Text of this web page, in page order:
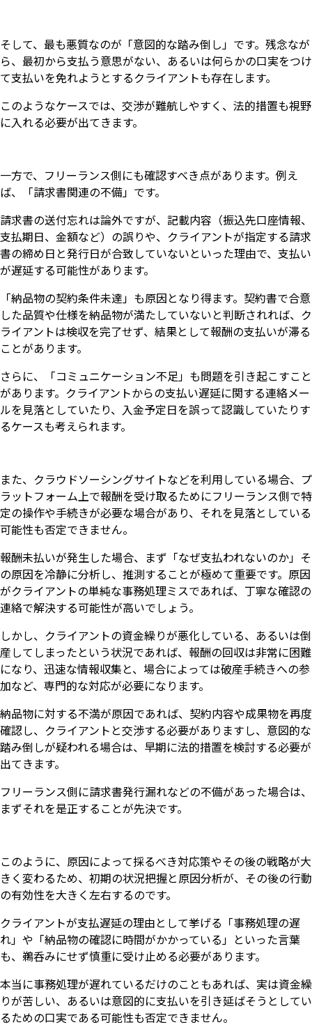
そして、最も悪質なのが「意図的な踏み倒し」です。残念なが
ら、最初から支払う意思がない、あるいは何らかの口実をつけ
て支払いを免れようとするクライアントも存在します。
このようなケースでは、交渉が難航しやすく、法的措置も視野
に入れる必要が出てきます。
一方で、フリーランス側にも確認すべき点があります。例え
ば、「請求書関連の不備」です。
請求書の送付忘れは論外ですが、記載内容（振込先口座情報、
支払期日、金額など）の誤りや、クライアントが指定する請求
書の締め日と発行日が合致していないといった理由で、支払い
が遅延する可能性があります。
「納品物の契約条件未達」も原因となり得ます。契約書で合意
した品質や仕様を納品物が満たしていないと判断されれば、ク
ライアントは検収を完了せず、結果として報酬の支払いが滞る
ことがあります。
さらに、「コミュニケーション不足」も問題を引き起こすこと
があります。クライアントからの支払い遅延に関する連絡メー
ルを見落としていたり、入金予定日を誤って認識していたりす
るケースも考えられます。
また、クラウドソーシングサイトなどを利用している場合、プ
ラットフォーム上で報酬を受け取るためにフリーランス側で特
定の操作や手続きが必要な場合があり、それを見落としている
可能性も否定できません。
報酬未払いが発生した場合、まず「なぜ支払われないのか」そ
の原因を冷静に分析し、推測することが極めて重要です。原因
がクライアントの単純な事務処理ミスであれば、丁寧な確認の
連絡で解決する可能性が高いでしょう。
しかし、クライアントの資金繰りが悪化している、あるいは倒
産してしまったという状況であれば、報酬の回収は非常に困難
になり、迅速な情報収集と、場合によっては破産手続きへの参
加など、専門的な対応が必要になります。
納品物に対する不満が原因であれば、契約内容や成果物を再度
確認し、クライアントと交渉する必要がありますし、意図的な
踏み倒しが疑われる場合は、早期に法的措置を検討する必要が
出てきます。
フリーランス側に請求書発行漏れなどの不備があった場合は、
まずそれを是正することが先決です。
このように、原因によって採るべき対応策やその後の戦略が大
きく変わるため、初期の状況把握と原因分析が、その後の行動
の有効性を大きく左右するのです。
クライアントが支払遅延の理由として挙げる「事務処理の遅
れ」や「納品物の確認に時間がかかっている」といった言葉
も、鵜呑みにせず慎重に受け止める必要があります。
本当に事務処理が遅れているだけのこともあれば、実は資金繰
りが苦しい、あるいは意図的に支払いを引き延ばそうとしてい
るための口実である可能性も否定できません。